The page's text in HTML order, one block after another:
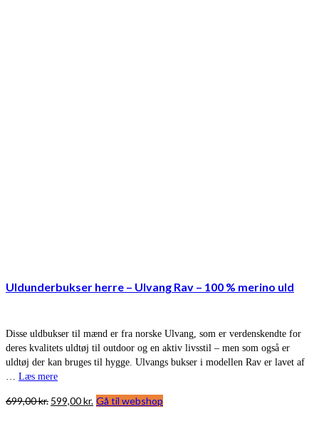
Uldunderbukser herre – Ulvang Rav – 100 % merino uld
Disse uldbukser til mænd er fra norske Ulvang, som er verdenskendte for
deres kvalitets uldtøj til outdoor og en aktiv livsstil – men som også er
uldtøj der kan bruges til hygge. Ulvangs bukser i modellen Rav er lavet af
… Læs mere
699,00kr. Den
599,00kr. Den
Gå til webshop